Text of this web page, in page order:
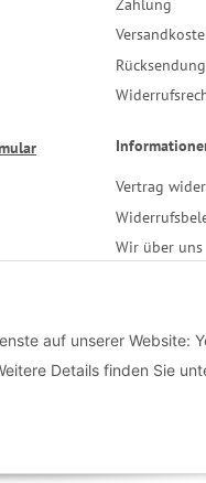
auf unserer Website:
Details finden Sie
Zahlung
Rücksendung
Vertrag
Wir über uns
AGB
Impressum